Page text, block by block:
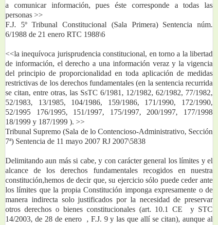
a comunicar información, pues éste corresponde a todas las
personas >>
F.J. 5º Tribunal Constitucional (Sala Primera) Sentencia núm.
6/1988 de 21 enero RTC 1988\6
<<la inequívoca jurisprudencia constitucional, en torno a la libertad
de información, el derecho a una información veraz y la vigencia
del principio de proporcionalidad en toda aplicación de medidas
restrictivas de los derechos fundamentales (en la sentencia recurrida
se citan, entre otras, las SsTC 6/1981, 12/1982, 62/1982, 77/1982,
52/1983, 13/1985, 104/1986, 159/1986, 171/1990, 172/1990,
52/1995 176/1995, 151/1997, 175/1997, 200/1997, 177/1998
18/1999 y 187/1999 ). >>
Tribunal Supremo (Sala de lo Contencioso-Administrativo, Sección
7ª) Sentencia de 11 mayo 2007 RJ 2007\5838
Delimitando aun más si cabe, y con carácter general los límites y el
alcance de los derechos fundamentales recogidos en nuestra
constitución,hemos de decir que, su ejercicio sólo puede ceder ante
los límites que la propia Constitución imponga expresamente o de
manera indirecta solo justificados por la necesidad de preservar
otros derechos o bienes constitucionales (art. 10.1 CE  y STC
14/2003, de 28 de enero  , F.J. 9 y las que allí se citan), aunque al